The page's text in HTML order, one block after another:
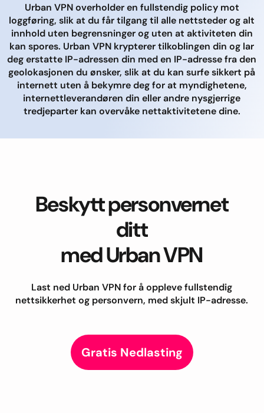
Urban VPN overholder en fullstendig policy mot
loggføring, slik at du får tilgang til alle nettsteder og alt
innhold uten begrensninger og uten at aktiviteten din
kan spores. Urban VPN krypterer tilkoblingen din og lar
deg erstatte IP-adressen din med en IP-adresse fra den
geolokasjonen du ønsker, slik at du kan surfe sikkert på
internett uten å bekymre deg for at myndighetene,
internettleverandøren din eller andre nysgjerrige
tredjeparter kan overvåke nettaktivitetene dine.
Beskytt personvernet
ditt
med Urban VPN
Last ned Urban VPN for å oppleve fullstendig
nettsikkerhet og personvern, med skjult IP-adresse.
Gratis Nedlasting